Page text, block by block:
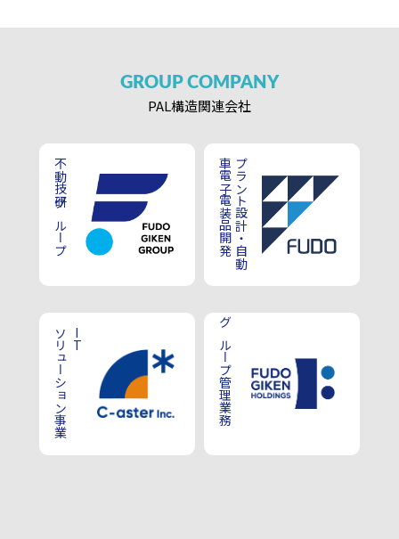
GROUP COMPANY
PAL構造関連会社
不動技研グループ プラント設計・自動
車電子電装品開発
IT
ソリューション事業 グループ管理業務